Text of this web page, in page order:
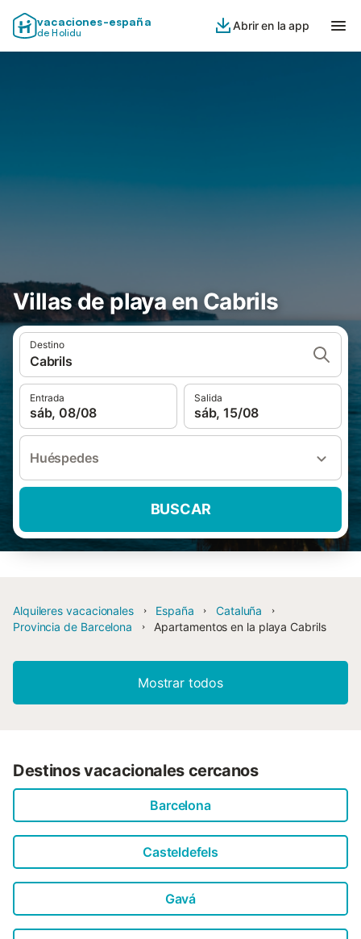
vacaciones-españa
de Holidu
Abrir en la app
Villas de playa en Cabrils
Destino
Cabrils
Entrada
sáb, 08/08
Salida
sáb, 15/08
Huéspedes
BUSCAR
Alquileres vacacionales España
Cataluña
Provincia de Barcelona
Apartamentos en la playa Cabrils
Mostrar todos
Destinos vacacionales cercanos
Barcelona
Casteldefels
Gavá